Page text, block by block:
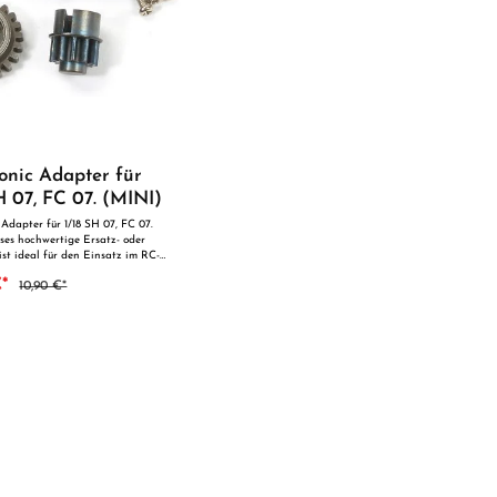
Adapter für
07, FC 07. (MINI)
für 1/18 SH 07, FC 07.
hochwertige Ersatz- oder
ideal für den Einsatz im RC-
und zuverlässige Qualität.
10,90 €*